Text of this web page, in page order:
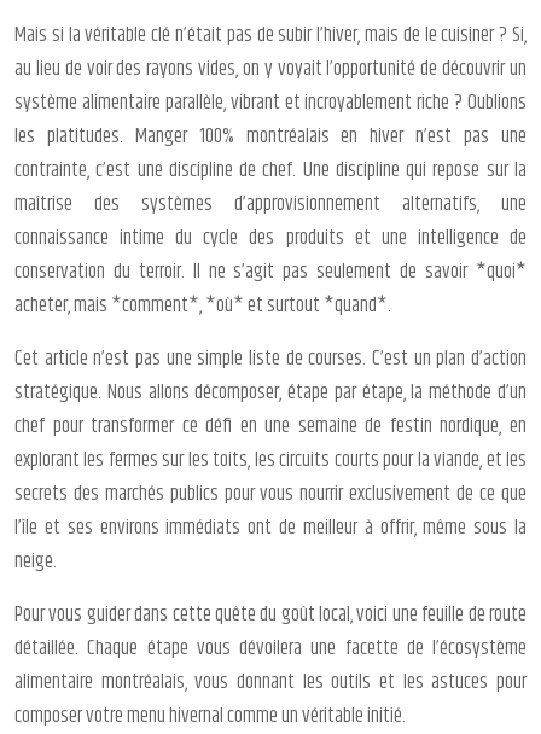
Mais si la véritable clé n’était pas de subir l’hiver, mais de le cuisiner ? Si,
au lieu de voir des rayons vides, on y voyait l’opportunité de découvrir un
système alimentaire parallèle, vibrant et incroyablement riche ? Oublions
les platitudes. Manger 100% montréalais en hiver n’est pas une
contrainte, c’est une discipline de chef. Une discipline qui repose sur la
maîtrise des systèmes d’approvisionnement alternatifs, une
connaissance intime du cycle des produits et une intelligence de
conservation du terroir. Il ne s’agit pas seulement de savoir *quoi*
acheter, mais *comment*, *où* et surtout *quand*.
Cet article n’est pas une simple liste de courses. C’est un plan d’action
stratégique. Nous allons décomposer, étape par étape, la méthode d’un
chef pour transformer ce défi en une semaine de festin nordique, en
explorant les fermes sur les toits, les circuits courts pour la viande, et les
secrets des marchés publics pour vous nourrir exclusivement de ce que
l’île et ses environs immédiats ont de meilleur à offrir, même sous la
neige.
Pour vous guider dans cette quête du goût local, voici une feuille de route
détaillée. Chaque étape vous dévoilera une facette de l’écosystème
alimentaire montréalais, vous donnant les outils et les astuces pour
composer votre menu hivernal comme un véritable initié.